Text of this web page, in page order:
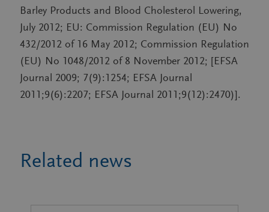
Barley Products and Blood Cholesterol Lowering,
July 2012; EU: Commission Regulation (EU) No
432/2012 of 16 May 2012; Commission Regulation
(EU) No 1048/2012 of 8 November 2012; [EFSA
Journal 2009; 7(9):1254; EFSA Journal
2011;9(6):2207; EFSA Journal 2011;9(12):2470)].
Related news